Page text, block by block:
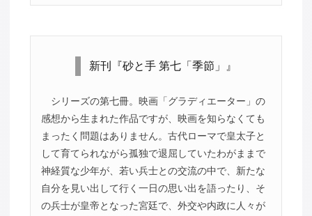
新刊『砂と手 第七「季節」』
シリーズの第七冊。映画「グラディエーター」の
感想から生まれた作品ですが、映画を知らなくても
まったく問題はありません。古代ローマで皇太子と
して育てられながら孤独で退屈していたわがままで
神経質な少年が、若い兵士との交流の中で、新たな
自分を見い出して行く一日の思い出を語ったり、そ
の兵士が皇帝となった宮廷で、外交や内政に人々が